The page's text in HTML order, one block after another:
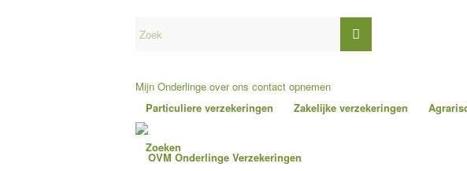
Mijn Onderlinge over ons contact opnemen
Particuliere verzekeringen
Zakelijke verzekeringen
Zoeken